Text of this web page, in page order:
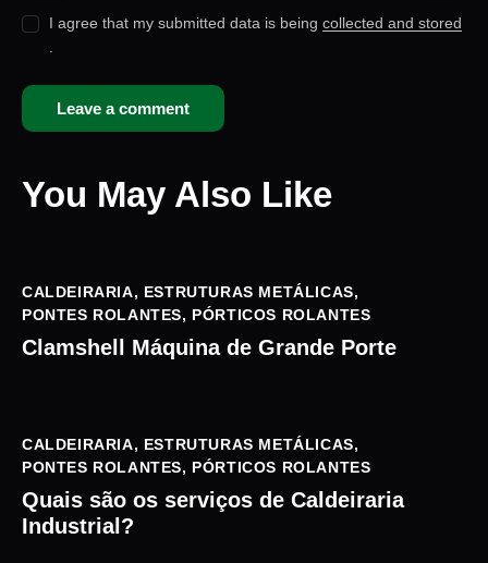
I agree that my submitted data is beingcollected and stored
You May Also Like
CALDEIRARIA, ESTRUTURAS METÁLICAS,
PONTES ROLANTES, PÓRTICOS ROLANTES
Clamshell Máquina de Grande Porte
CALDEIRARIA, ESTRUTURAS METÁLICAS,
PONTES ROLANTES, PÓRTICOS ROLANTES
Quais são os serviços de Caldeiraria
Industrial?